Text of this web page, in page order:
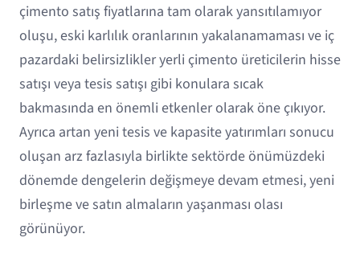
çimento satış fiyatlarına tam olarak yansıtılamıyor
oluşu, eski karlılık oranlarının yakalanamaması ve iç
pazardaki belirsizlikler yerli çimento üreticilerin hisse
satışı veya tesis satışı gibi konulara sıcak
bakmasında en önemli etkenler olarak öne çıkıyor.
Ayrıca artan yeni tesis ve kapasite yatırımları sonucu
oluşan arz fazlasıyla birlikte sektörde önümüzdeki
dönemde dengelerin değişmeye devam etmesi, yeni
birleşme ve satın almaların yaşanması olası
görünüyor.